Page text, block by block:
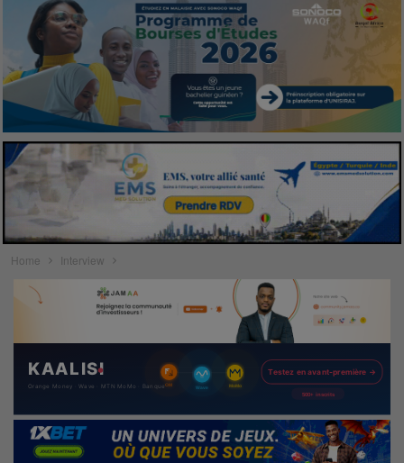
Home Interview